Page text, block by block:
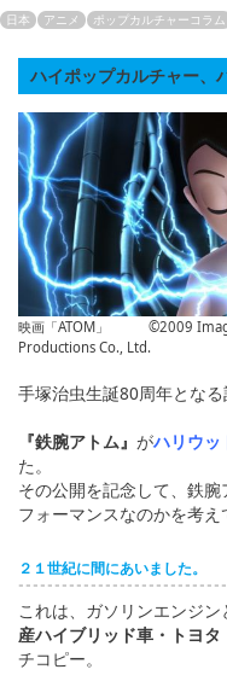
日本 アニメ ポップカルチャーコラム
ハイポップカルチャー、
映画「ATOM」 ©2009 Imagi
Productions Co., Ltd.
手塚治虫生誕80周年となる
『鉄腕アトム』 がハリウッ
た。
その公開を記念して、鉄
フォーマンスなのかを考え
２１世紀に間にあいました。
これは、ガソリンエンジ
産ハイブリッド車・トヨタ
チコピー。